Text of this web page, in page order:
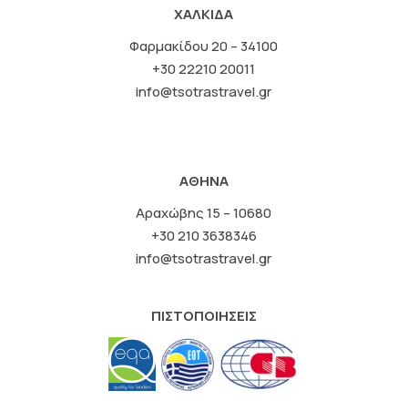
ΧΑΛΚΙΔΑ
Φαρμακίδου 20 – 34100
+30 22210 20011
info@tsotrastravel.gr
ΑΘΗΝΑ
Αραχώβης 15 – 10680
+30 210 3638346
info@tsotrastravel.gr
ΠΙΣΤΟΠΟΙΗΣΕΙΣ